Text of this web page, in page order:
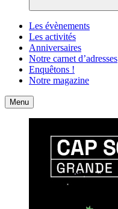
Les évènements
Les activités
Anniversaires
Notre carnet d’adresses
Enquêtons !
Notre magazine
Accueil
Menu Contact